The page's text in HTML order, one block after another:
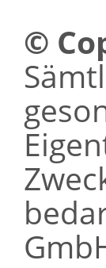
©